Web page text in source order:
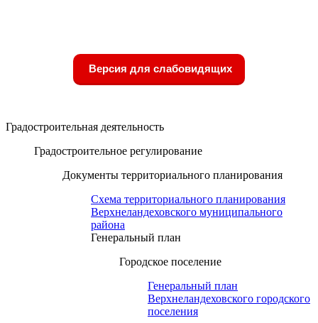
Версия для слабовидящих
Градостроительная деятельность
Градостроительное регулирование
Документы территориального планирования
Схема территориального планирования
Верхнеландеховского муниципального
района
Генеральный план
Городское поселение
Генеральный план
Верхнеландеховского городского
поселения